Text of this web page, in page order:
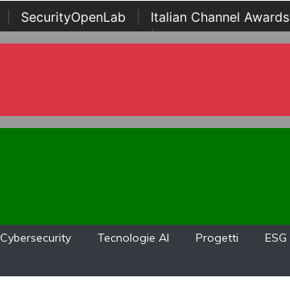
SecurityOpenLab Italian Channel Awards
Awards | ...
Cybersecurity Tecnologie AI Progetti ESG